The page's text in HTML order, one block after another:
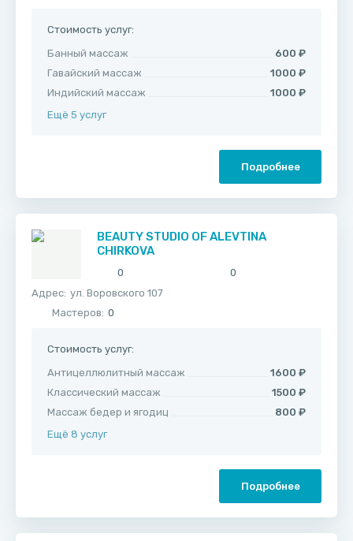
Стоимость услуг:
Банный массаж
600 ₽
Гавайский массаж
1000 ₽
Индийский массаж
1000 ₽
Ещё 5 услуг
Подробнее
BEAUTY STUDIO OF ALEVTINA
CHIRKOVA
0
0
Адрес: ул. ​Воровского 107
Мастеров: 0
Стоимость услуг:
Антицеллюлитный массаж
1600 ₽
Классический массаж
1500 ₽
Массаж бедер и ягодиц
800 ₽
Ещё 8 услуг
Подробнее